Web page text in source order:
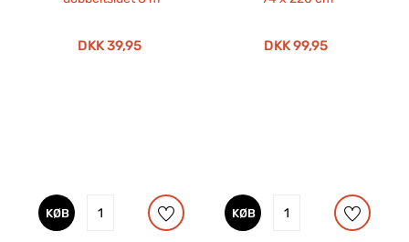
DKK 39,95
KØB
DKK 99,95
KØB